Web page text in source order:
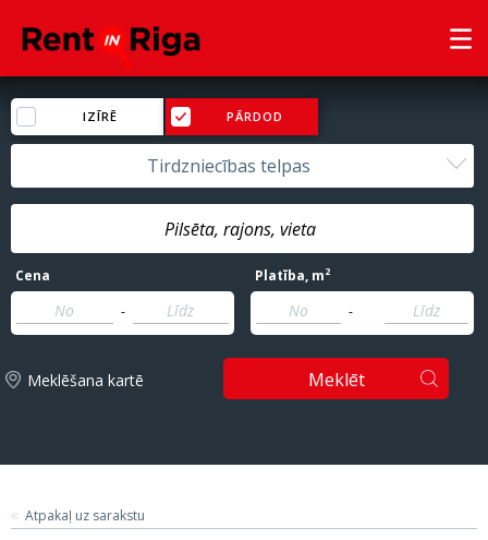
IZĪRĒ PĀRDOD
Tirdzniecības telpas
Cena
-
Platība, m2
-
Meklēšana kartē Meklēt
Atpakaļ uz sarakstu